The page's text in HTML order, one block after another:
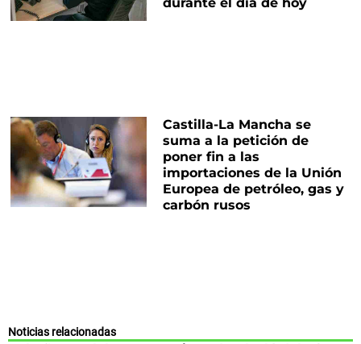
Castilla-La Mancha se
suma a la petición de
poner fin a las
importaciones de la Unión
Europea de petróleo, gas y
carbón rusos
Noticias relacionadas